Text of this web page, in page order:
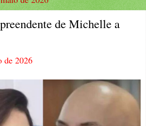
de Michelle a
de 2026